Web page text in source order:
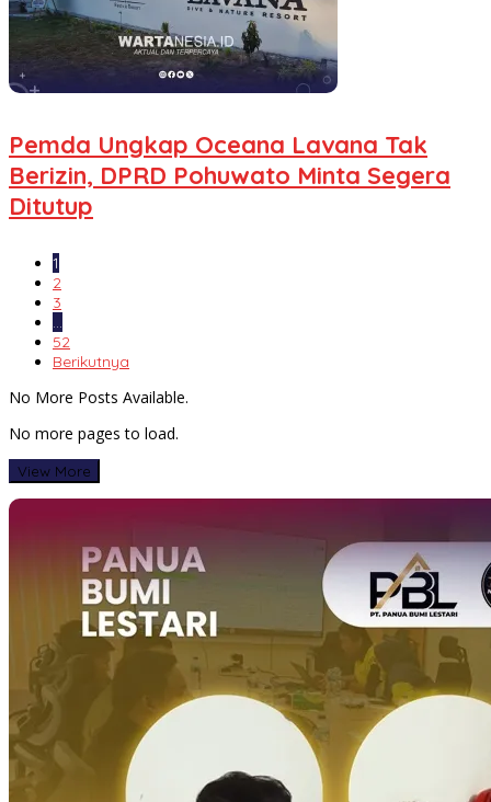
Pemda Ungkap Oceana Lavana Tak
Berizin, DPRD Pohuwato Minta Segera
Ditutup
1
2
3
…
52
Berikutnya
No More Posts Available.
No more pages to load.
View More